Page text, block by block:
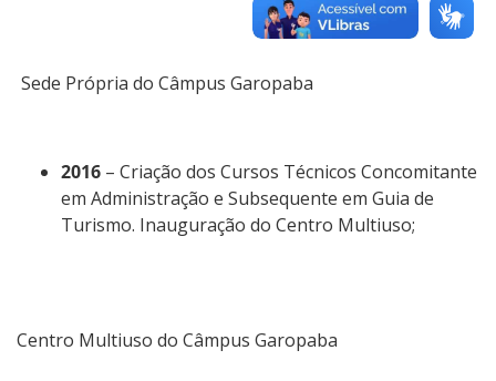
Sede Própria do Câmpus Garopaba
2016 – Criação dos Cursos Técnicos Concomitante
em Administração e Subsequente em Guia de
Turismo. Inauguração do Centro Multiuso;
Centro Multiuso do Câmpus Garopaba